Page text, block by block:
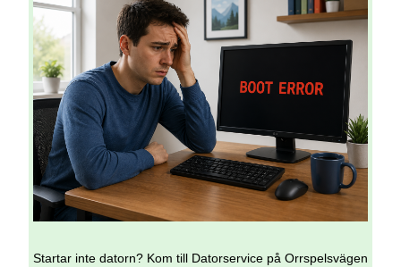
Startar inte datorn? Kom till Datorservice på Orrspelsvägen